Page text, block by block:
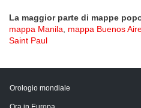
La maggior parte di mappe
mappa Manila, mappa Buenos
Saint Paul
Orologio mondiale